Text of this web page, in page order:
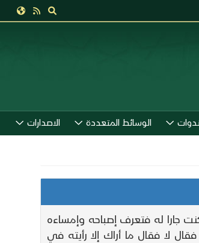
الوسائط المتعددة الاصدارات
جارا له فتعرف إصباحه وإمساءه
لا فقال ما أراك إلا رأيته في